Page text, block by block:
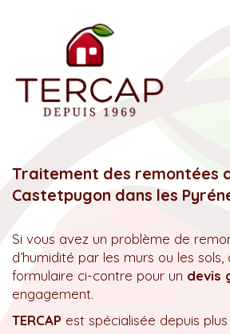
Traitement des remontées
Castetpugon dans les
Si vous avez un problème de
d’humidité par les murs ou les
formulaire ci-contre pour un devis
engagement.
TERCAP est spécialisée depuis